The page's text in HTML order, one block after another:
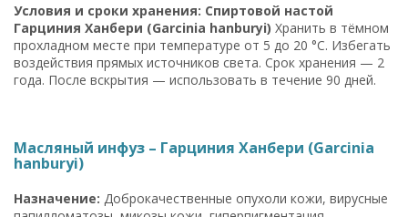
Условия и сроки хранения: Спиртовой настой
Гарциния Ханбери (Garcinia hanburyi) Хранить в тёмном
прохладном месте при температуре от 5 до 20 °C. Избегать
воздействия прямых источников света. Срок хранения — 2
года. После вскрытия — использовать в течение 90 дней.
Масляный инфуз – Гарциния Ханбери (Garcinia
hanburyi)
Назначение: Доброкачественные опухоли кожи, вирусные